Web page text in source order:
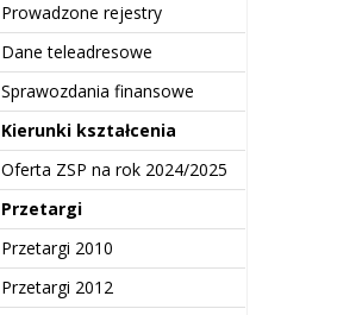
Prowadzone rejestry
Dane teleadresowe
Sprawozdania finansowe
Kierunki kształcenia
Oferta ZSP na rok 2024/2025
Przetargi
Przetargi 2010
Przetargi 2012